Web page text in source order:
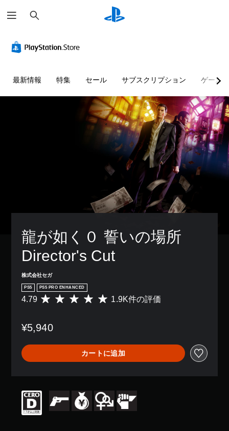
索
最新情報 特集 セール サブスクリプション ゲーム
龍が如く０ 誓いの場所
Director's Cut
株式会社セガ
PS5 PS5 PRO ENHANCED
評
は
.
9
均
評
価
4.79 1.9K件の評価
¥5,940
カートに追加